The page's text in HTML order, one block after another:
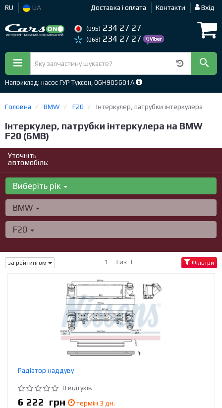
RU UA Доставка і оплата Контакти Вхід
(095) 234 27 27
(068) 234 27 27
Наприклад: насос ГУР Туксон, 06H905601A
Головна BMW F20 Інтеркулер, патрубки інтеркулера
Інтеркулер, патрубки інтеркулера на BMW
F20 (БМВ)
Уточніть
автомобіль:
Виберіть рік
BMW
F20
за рейтингом 1 - 3 из 3 Фільтри
Радіатор наддуву
0 відгуків
6 222 грн
термін 3 дн.